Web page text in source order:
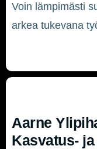
Voin lämpimästi
arkea tukevana
Aarne
Kasvatus-